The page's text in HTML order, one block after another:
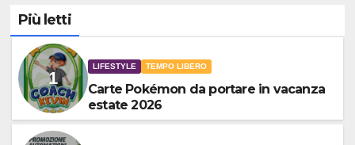
Più letti
LIFESTYLE TEMPO LIBERO
Carte Pokémon da portare in vacanza
estate 2026